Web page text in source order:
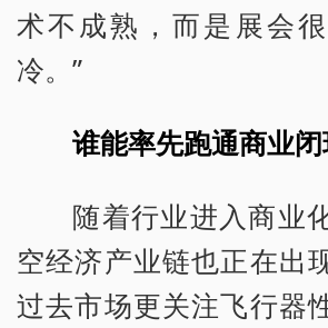
术不成熟，而是展会
冷。”
谁能率先跑通商业闭
随着行业进入商业
空经济产业链也正在出
过去市场更关注飞行器